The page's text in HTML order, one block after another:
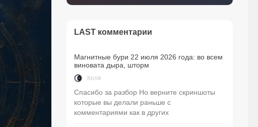
LAST комментарии
Магнитные бури 22 июля 2026 года: во всем
виновата дыра, шторм
Коля
Спасибо за разбор Но верните скриншоты
которые вы делали раньше с
комментариями как в других